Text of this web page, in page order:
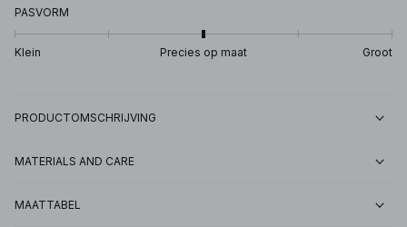
PASVORM
Klein Precies op maat Groot
PRODUCTOMSCHRIJVING
MATERIALS AND CARE
MAATTABEL